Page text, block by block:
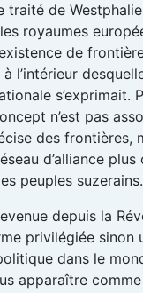
traité de
royaumes
de
l’intérieur
s’exprimait.
n’est pas
des frontières,
d’alliance
peuples suzerains.
depuis la
privilégiée sinon
dans le
apparaître